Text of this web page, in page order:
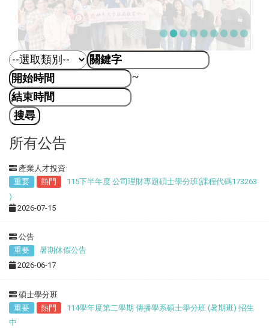
~
所有公告
產業人才投資
重要
熱門
115下半年度 公司理財專題碩士學分班(課程代碼173263
)
2026-07-15
公告
重要
暑期休假公告
2026-06-17
碩士學分班
重要
熱門
114學年度第二學期 傳播學系碩士學分班 (暑期班) 招生
中